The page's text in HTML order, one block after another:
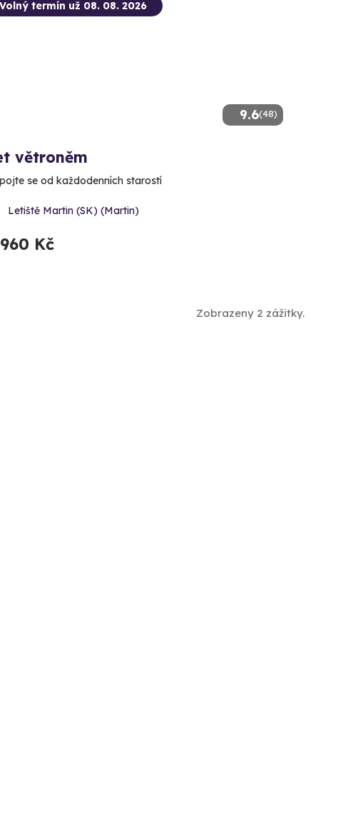
9.6(48)
Volný termín už 08. 08. 2026
větroněm
se od každodenních starostí
Letiště Martin (SK) (Martin)
Kč
Zobrazeny 2 zážitky.